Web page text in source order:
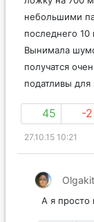
небольшими
последнего 10
Вынимала
получатся
податливы для
45 -2
27.10.15 10:21
А я просто